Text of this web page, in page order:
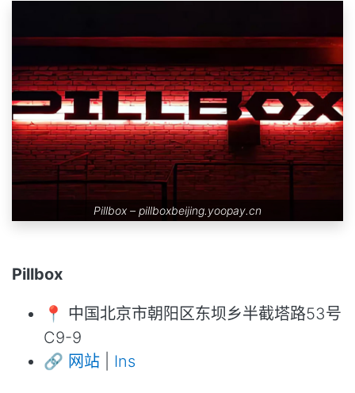
Pillbox – pillboxbeijing.yoopay.cn
Pillbox
📍 中国北京市朝阳区东坝乡半截塔路53号
C9-9
🔗 网站 Ins